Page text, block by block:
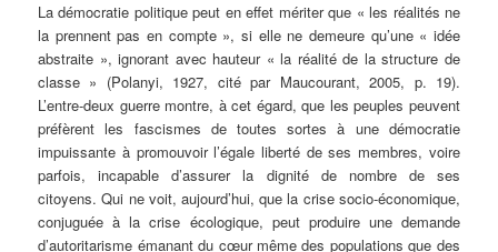
La démocratie politique peut en effet mériter que « les réalités ne
la prennent pas en compte », si elle ne demeure qu’une « idée
abstraite », ignorant avec hauteur « la réalité de la structure de
classe » (Polanyi, 1927, cité par Maucourant, 2005, p. 19).
L’entre-deux guerre montre, à cet égard, que les peuples peuvent
préfèrent les fascismes de toutes sortes à une démocratie
impuissante à promouvoir l’égale liberté de ses membres, voire
parfois, incapable d’assurer la dignité de nombre de ses
citoyens. Qui ne voit, aujourd’hui, que la crise socio-économique,
conjuguée à la crise écologique, peut produire une demande
d’autoritarisme émanant du cœur même des populations que des